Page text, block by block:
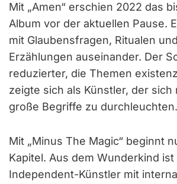
Mit „Amen“ erschien 2022 das
Album vor der aktuellen Pause.
mit Glaubensfragen, Ritualen
Erzählungen auseinander. Der
reduzierter, die Themen
zeigte sich als Künstler, der sich
große Begriffe zu durchleuchten.
Mit „Minus The Magic“ beginnt
Kapitel. Aus dem Wunderkind
Independent-Künstler mit